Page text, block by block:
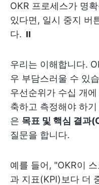
OKR 프로세스가 명
있다면, 일시 중지 버
다. ⏸️
우리는 이해합니다.
우 부담스러울 수 있
우선순위가 수십 개
축하고 측정해야 하
은 목표 및 핵심 결과
질문을 합니다.
예를 들어, "OKR이
과 지표(KPI)보다 더